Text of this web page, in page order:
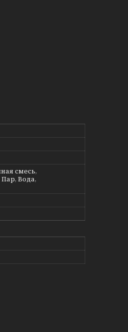
смесь,
Вода,